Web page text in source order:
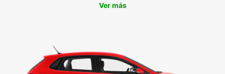
Ver más